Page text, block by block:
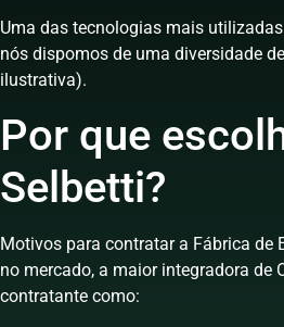
Uma das tecnologias mais
nós dispomos de uma diversidade
ilustrativa).
Por que
Selbetti?
Motivos para contratar a Fábrica de
no mercado, a maior integradora de
contratante como: